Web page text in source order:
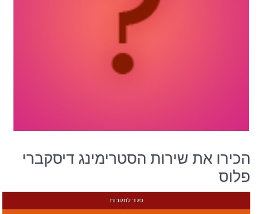
הכירו את שירות הסטרימינג דיסקברי
פלוס
סגור לתגובות